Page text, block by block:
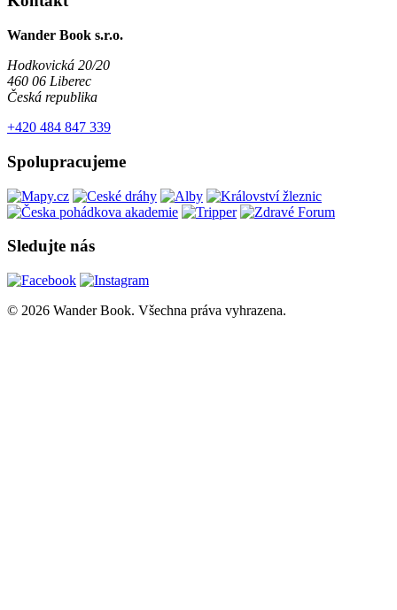
Wander Book s.r.o.
Hodkovická 20/20
460 06 Liberec
Česká republika
+420 484 847 339
Spolupracujeme
Sledujte nás
© 2026 Wander Book. Všechna práva vyhrazena.